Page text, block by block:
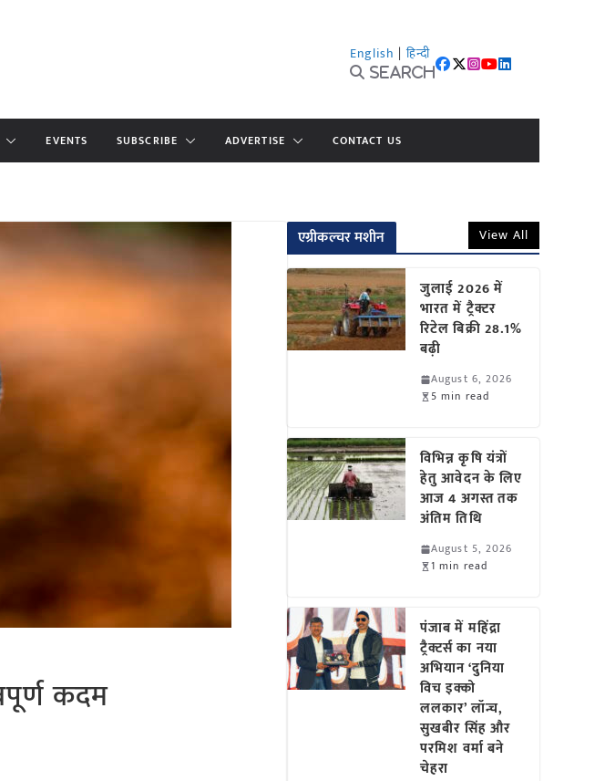
English | हिन्दी
Search
EVENTS SUBSCRIBE ADVERTISE CONTACT US
कदम
एग्रीकल्चर मशीन View All
जुलाई 2026 में
भारत में ट्रैक्टर
रिटेल बिक्री 28.1%
बढ़ी
August 6, 2026
5 min read
विभिन्न कृषि यंत्रों
हेतु आवेदन के लिए
आज 4 अगस्त तक
अंतिम तिथि
August 5, 2026
1 min read
पंजाब में महिंद्रा
ट्रैक्टर्स का नया
अभियान ‘दुनिया
विच इक्को
ललकार’ लॉन्च,
सुखबीर सिंह और
परमिश वर्मा बने
चेहरा